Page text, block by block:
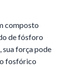
composto
de fósforo
sua força pode
fosfórico